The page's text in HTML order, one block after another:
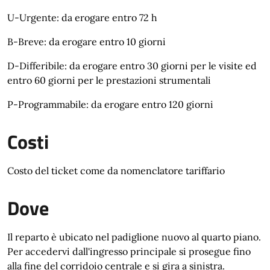
U-Urgente: da erogare entro 72 h
B-Breve: da erogare entro 10 giorni
D-Differibile: da erogare entro 30 giorni per le visite ed
entro 60 giorni per le prestazioni strumentali
P-Programmabile: da erogare entro 120 giorni
Costi
Costo del ticket come da nomenclatore tariffario
Dove
Il reparto è ubicato nel padiglione nuovo al quarto piano.
Per accedervi dall'ingresso principale si prosegue fino
alla fine del corridoio centrale e si gira a sinistra.